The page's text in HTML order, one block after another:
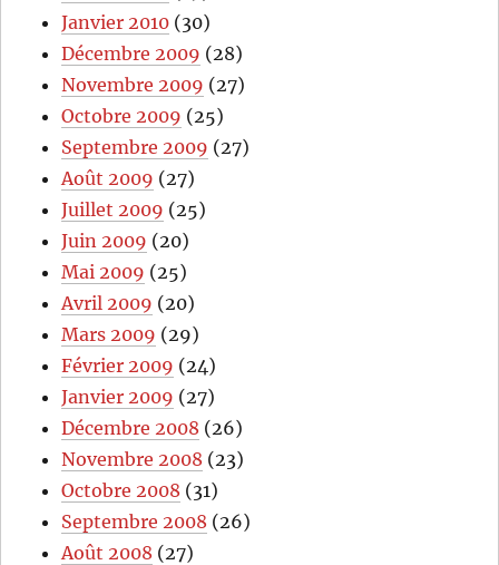
Janvier 2010 (30)
Décembre 2009 (28)
Novembre 2009 (27)
Octobre 2009 (25)
Septembre 2009 (27)
Août 2009 (27)
Juillet 2009 (25)
Juin 2009 (20)
Mai 2009 (25)
Avril 2009 (20)
Mars 2009 (29)
Février 2009 (24)
Janvier 2009 (27)
Décembre 2008 (26)
Novembre 2008 (23)
Octobre 2008 (31)
Septembre 2008 (26)
Août 2008 (27)